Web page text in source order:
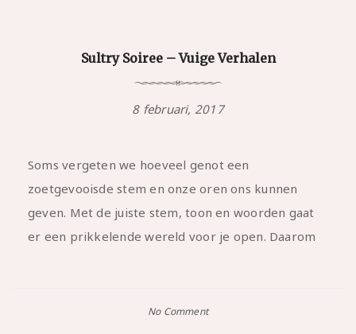
Sultry Soiree – Vuige Verhalen
8 februari, 2017
Soms vergeten we hoeveel genot een
zoetgevooisde stem en onze oren ons kunnen
geven. Met de juiste stem, toon en woorden gaat
er een prikkelende wereld voor je open. Daarom
No Comment